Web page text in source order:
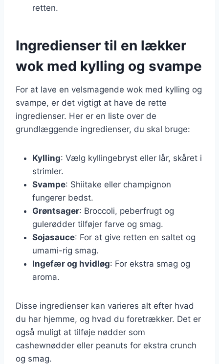
retten.
Ingredienser til en lækker
wok med kylling og svampe
For at lave en velsmagende wok med kylling og
svampe, er det vigtigt at have de rette
ingredienser. Her er en liste over de
grundlæggende ingredienser, du skal bruge:
Kylling: Vælg kyllingebryst eller lår, skåret i
strimler.
Svampe: Shiitake eller champignon
fungerer bedst.
Grøntsager: Broccoli, peberfrugt og
gulerødder tilføjer farve og smag.
Sojasauce: For at give retten en saltet og
umami-rig smag.
Ingefær og hvidløg: For ekstra smag og
aroma.
Disse ingredienser kan varieres alt efter hvad
du har hjemme, og hvad du foretrækker. Det er
også muligt at tilføje nødder som
cashewnødder eller peanuts for ekstra crunch
og smag.